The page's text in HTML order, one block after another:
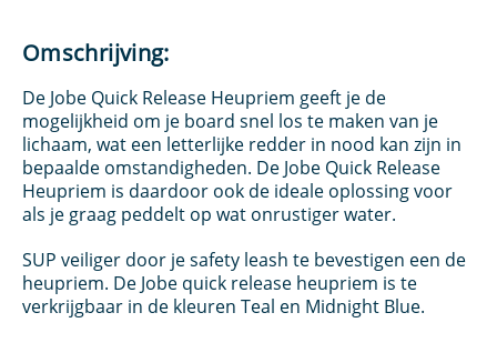
Omschrijving:
De Jobe Quick Release Heupriem geeft je de
mogelijkheid om je board snel los te maken van je
lichaam, wat een letterlijke redder in nood kan zijn in
bepaalde omstandigheden. De Jobe Quick Release
Heupriem is daardoor ook de ideale oplossing voor
als je graag peddelt op wat onrustiger water.
SUP veiliger door je safety leash te bevestigen een de
heupriem. De Jobe quick release heupriem is te
verkrijgbaar in de kleuren Teal en Midnight Blue.